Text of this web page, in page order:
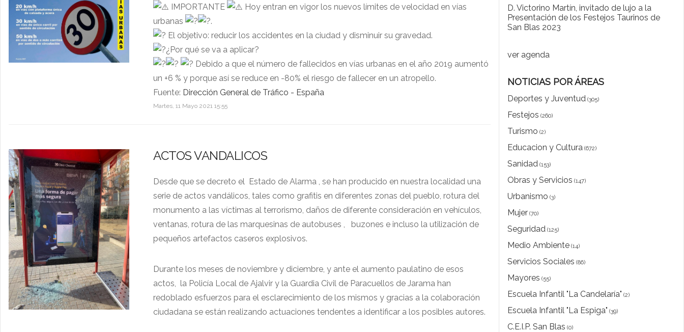
IMPORTANTE
Hoy entran en vigor los nuevos límites de velocidad en vías
urbanas
.
El objetivo: reducir los accidentes en la ciudad y disminuir su gravedad.
¿Por qué se va a aplicar?
Debido a que el número de fallecidos en vías urbanas en el año 2019 aumentó
un +6 % y porque así se reduce en -80% el riesgo de fallecer en un atropello.
Fuente: Dirección General de Tráfico - España
Martes, 11 Mayo 2021 15:55
ACTOS VANDALICOS
Desde que se decreto el Estado de Alarma , se han producido en nuestra localidad una
serie de actos vandálicos, tales como grafitis en diferentes zonas del pueblo, rotura del
monumento a las víctimas al terrorismo, daños de diferente consideración en vehículos,
ventanas, rotura de las marquesinas de autobuses , buzones e incluso la utilización de
pequeños artefactos caseros explosivos.
Durante los meses de noviembre y diciembre, y ante el aumento paulatino de esos
actos, la Policía Local de Ajalvir y la Guardia Civil de Paracuellos de Jarama han
redoblado esfuerzos para el esclarecimiento de los mismos y gracias a la colaboración
ciudadana se están realizando actuaciones tendentes a identificar a los posibles autores.
D. Victorino Martín, invitado de lujo a la
Presentación de los Festejos Taurinos de
San Blas 2023
ver agenda
NOTICIAS POR ÁREAS
Deportes y Juventud(305)
Festejos (260)
Turismo (2)
Educacion y Cultura(672)
Sanidad(153)
Obras y Servicios (147)
Urbanismo (3)
Mujer(70)
Seguridad(125)
Medio Ambiente(14)
Servicios Sociales (86)
Mayores (55)
Escuela Infantil "La Candelaría" (2)
Escuela Infantil "La Espiga" (39)
C.E.I.P. San Blas (0)